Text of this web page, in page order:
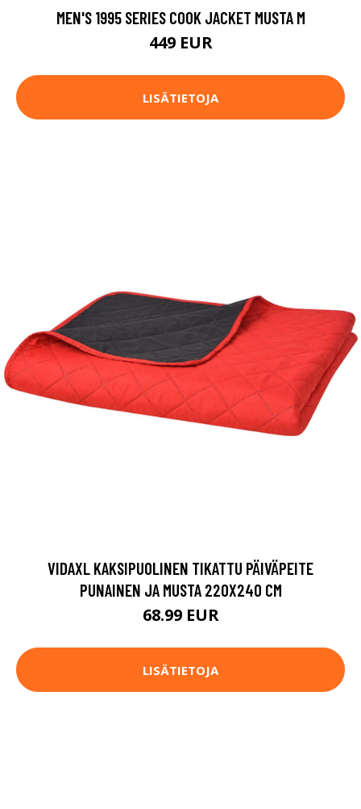
MEN'S 1995 SERIES COOK JACKET MUSTA M
449 EUR
LISÄTIETOJA
VIDAXL KAKSIPUOLINEN TIKATTU PÄIVÄPEITE
PUNAINEN JA MUSTA 220X240 CM
68.99 EUR
LISÄTIETOJA